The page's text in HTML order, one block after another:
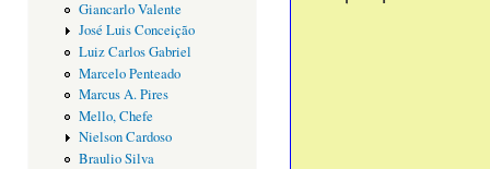
Giancarlo Valente
José Luis Conceição
Luiz Carlos Gabriel
Marcelo Penteado
Marcus A. Pires
Mello, Chefe
Nielson Cardoso
Braulio Silva